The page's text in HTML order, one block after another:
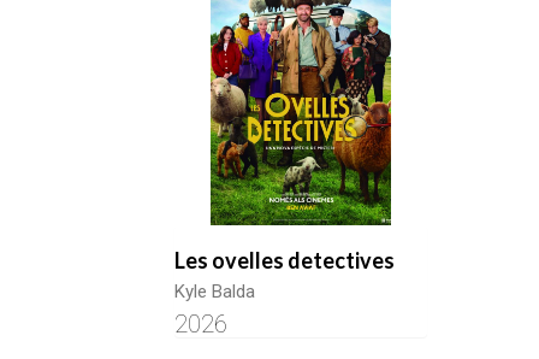
Les ovelles detectives
Kyle Balda
2026